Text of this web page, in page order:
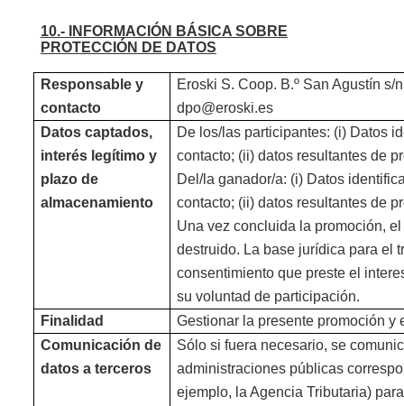
10.- INFORMACIÓN BÁSICA SOBRE
PROTECCIÓN DE DATOS
Responsable y
contacto
Eroski S. Coop. B.º San Agustín s/
dpo@eroski.es
Datos captados,
interés legítimo y
plazo de
almacenamiento
De los/las participantes: (i) Datos
contacto; (ii) datos resultantes de
Del/la ganador/a: (i) Datos
contacto; (ii) datos resultantes de
Una vez concluida la promoción,
destruido. La base jurídica para el
consentimiento que preste el
su voluntad de participación.
Finalidad
Gestionar la presente promoción y
Comunicación de
datos a terceros
Sólo si fuera necesario, se
administraciones públicas
ejemplo, la Agencia Tributaria)